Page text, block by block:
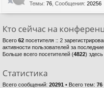
Темы: 76 Сообщения: 20256
Кто сейчас на
Всего 62 посетителя :: 2
активности пользователей за
Больше всего посетителей (4822)
Статистика
Всего сообщений: 20291 • Всего тем: 76